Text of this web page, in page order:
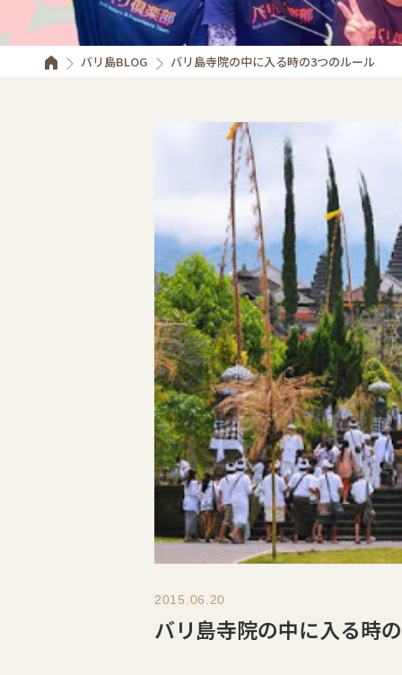
バリ島BLOG バリ島寺院の中に入る時の3つのルール
2015.06.20
バリ島寺院の中に入る時